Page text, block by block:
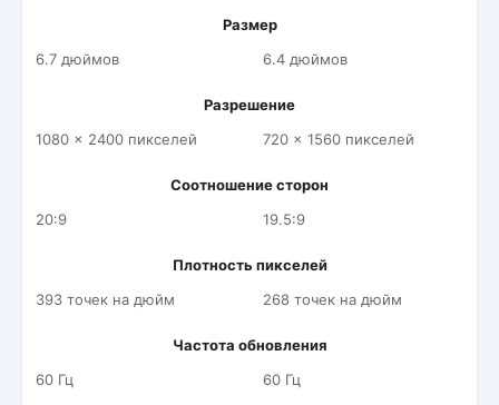
Размер
6.7 дюймов
6.4 дюймов
Разрешение
1080 x 2400 пикселей
720 x 1560 пикселей
Соотношение сторон
20:9
19.5:9
Плотность пикселей
393 точек на дюйм
268 точек на дюйм
Частота обновления
60 Гц
60 Гц